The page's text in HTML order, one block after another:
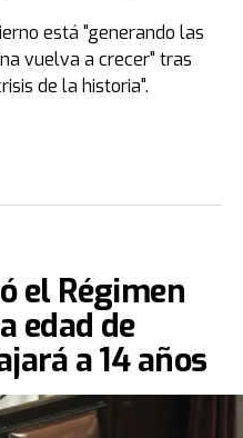
está "generando las
vuelva a crecer" tras
de la historia".
el Régimen
edad de
a 14 años